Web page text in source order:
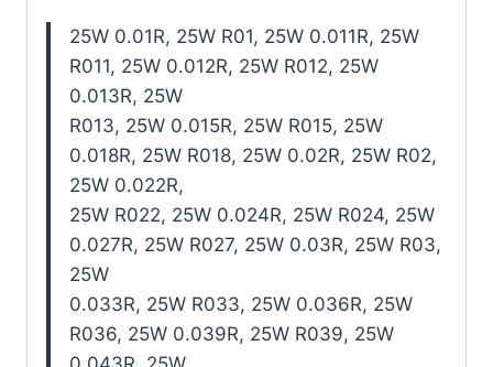
25W 0.01R, 25W R01, 25W 0.011R, 25W
R011, 25W 0.012R, 25W R012, 25W
0.013R, 25W
R013, 25W 0.015R, 25W R015, 25W
0.018R, 25W R018, 25W 0.02R, 25W R02,
25W 0.022R,
25W R022, 25W 0.024R, 25W R024, 25W
0.027R, 25W R027, 25W 0.03R, 25W R03,
25W
0.033R, 25W R033, 25W 0.036R, 25W
R036, 25W 0.039R, 25W R039, 25W